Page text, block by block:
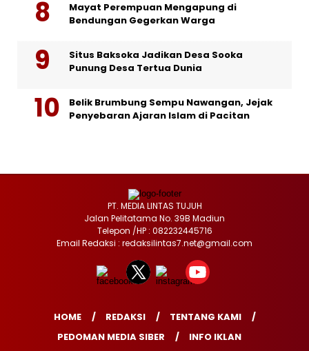
Mayat Perempuan Mengapung di
Bendungan Gegerkan Warga
Situs Baksoka Jadikan Desa Sooka
Punung Desa Tertua Dunia
Belik Brumbung Sempu Nawangan, Jejak
Penyebaran Ajaran Islam di Pacitan
PT. MEDIA LINTAS TUJUH
Jalan Pelitatama No. 39B Madiun
Telepon /HP : 082232445716
Email Redaksi : redaksilintas7.net@gmail.com
HOME REDAKSI
TENTANG KAMI
PEDOMAN MEDIA SIBER
INFO IKLAN